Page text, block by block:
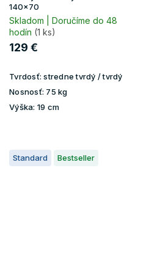
140x70
Skladom | Doručíme do 48
hodín (1 ks)
129 €
Tvrdosť: stredne tvrdý / tvrdý
Nosnosť: 75 kg
Výška: 19 cm
Standard Bestseller